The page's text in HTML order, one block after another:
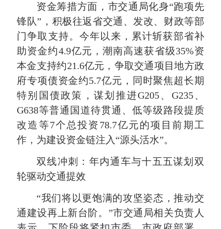
资金筹措方面，市交通局化身“跑项先
锋队”，积极往返省交通、发改、财政等部
门争取支持。今年以来，累计斩获部省补
助资金约4.9亿元，潮南高速获省级35%资
本金支持约21.6亿元，争取交通项目地方政
府专项债资金约5.7亿元，同时聚焦超长期
特别国债政策，谋划推进G205、G235、
G638等普通国道待贯通、低等级路段提质
改造等7个总投资78.7亿元的项目前期工
作，为建设资金链注入“源头活水”。
双线冲刺：年内通车与十五五谋划双
轮驱动交通提效
“我们将以更饱满的攻坚姿态，推动交
通建设再上新台阶。”市交通局相关负责人